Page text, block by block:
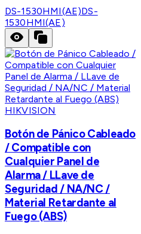
DS-1530HMI(AE)DS-
1530HMI(AE)
HIKVISION
Botón de Pánico Cableado
/ Compatible con
Cualquier Panel de
Alarma / LLave de
Seguridad / NA/NC /
Material Retardante al
Fuego (ABS)